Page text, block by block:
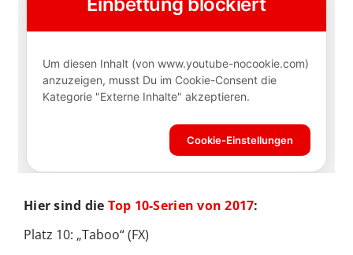
Hier sind die Top 10-Serien von 2017:
Platz 10: „Taboo“ (FX)